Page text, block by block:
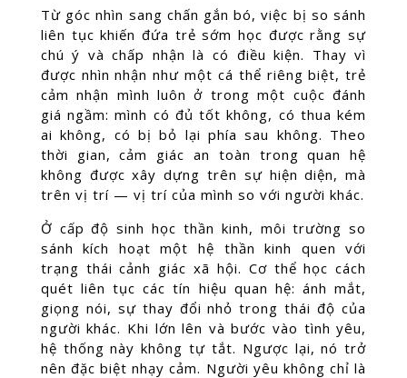
Từ góc nhìn sang chấn gắn bó, việc bị so sánh
liên tục khiến đứa trẻ sớm học được rằng sự
chú ý và chấp nhận là có điều kiện. Thay vì
được nhìn nhận như một cá thể riêng biệt, trẻ
cảm nhận mình luôn ở trong một cuộc đánh
giá ngầm: mình có đủ tốt không, có thua kém
ai không, có bị bỏ lại phía sau không. Theo
thời gian, cảm giác an toàn trong quan hệ
không được xây dựng trên sự hiện diện, mà
trên vị trí — vị trí của mình so với người khác.
Ở cấp độ sinh học thần kinh, môi trường so
sánh kích hoạt một hệ thần kinh quen với
trạng thái cảnh giác xã hội. Cơ thể học cách
quét liên tục các tín hiệu quan hệ: ánh mắt,
giọng nói, sự thay đổi nhỏ trong thái độ của
người khác. Khi lớn lên và bước vào tình yêu,
hệ thống này không tự tắt. Ngược lại, nó trở
nên đặc biệt nhạy cảm. Người yêu không chỉ là